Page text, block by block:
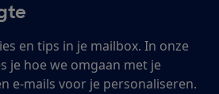
en tips in je mailbox. In onze
je hoe we omgaan met je
e-mails voor je personaliseren.